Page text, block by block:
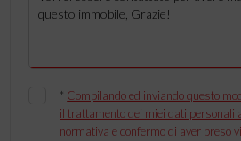
* Compilando ed inviando questo
il trattamento dei miei dati personali
normativa e confermo di aver preso